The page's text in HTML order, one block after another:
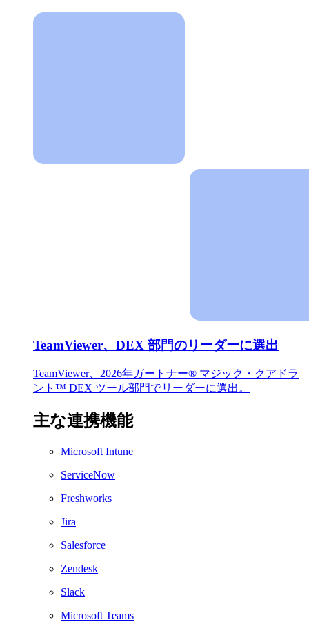
TeamViewer、DEX 部門のリーダーに選出
TeamViewer、2026年ガートナー® マジック・クアドラ
ント™ DEX ツール部門でリーダーに選出。
主な連携機能
Microsoft Intune
ServiceNow
Freshworks
Jira
Salesforce
Zendesk
Slack
Microsoft Teams